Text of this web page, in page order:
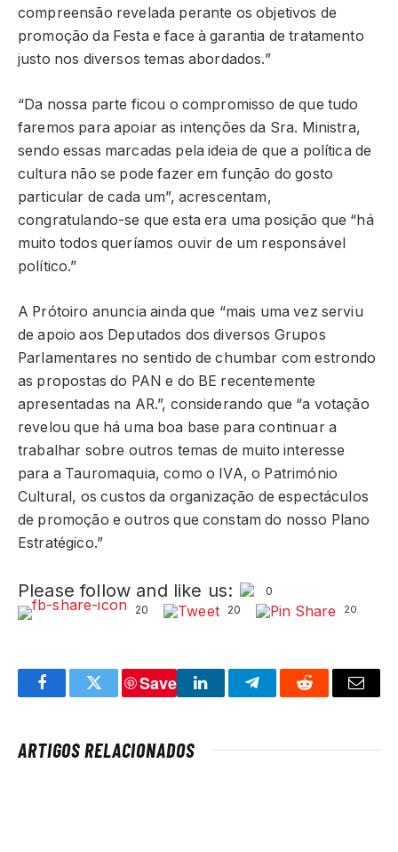
compreensão revelada perante os objetivos de
promoção da Festa e face à garantia de tratamento
justo nos diversos temas abordados.”
“Da nossa parte ficou o compromisso de que tudo
faremos para apoiar as intenções da Sra. Ministra,
sendo essas marcadas pela ideia de que a política de
cultura não se pode fazer em função do gosto
particular de cada um”, acrescentam,
congratulando-se que esta era uma posição que “há
muito todos queríamos ouvir de um responsável
político.”
A Prótoiro anuncia ainda que “mais uma vez serviu
de apoio aos Deputados dos diversos Grupos
Parlamentares no sentido de chumbar com estrondo
as propostas do PAN e do BE recentemente
apresentadas na AR.”, considerando que “a votação
revelou que há uma boa base para continuar a
trabalhar sobre outros temas de muito interesse
para a Tauromaquia, como o IVA, o Património
Cultural, os custos da organização de espectáculos
de promoção e outros que constam do nosso Plano
Estratégico.”
Please follow and like us:
0
20
20 20
FacebookTwitter
Save
LinkedInTelegramReddit Email
ARTIGOS RELACIONADOS